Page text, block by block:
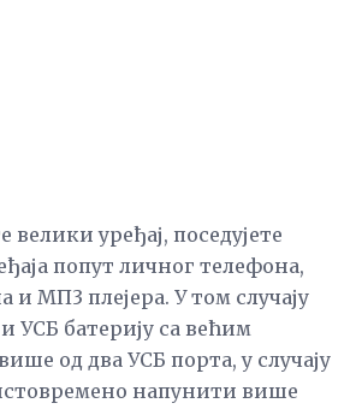
велики уређај, поседујете
попут личног телефона,
и МП3 плејера. У том случају
УСБ батерију са већим
од два УСБ порта, у случају
напунити више